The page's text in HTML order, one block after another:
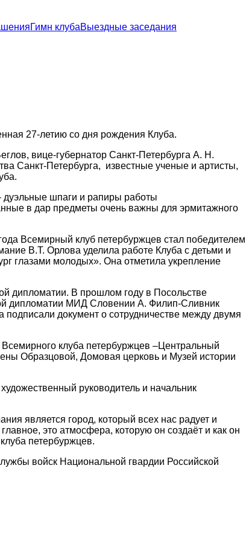
Гимн клубаВыездные заседания
27-летию со дня рождения Клуба.
вице-губернатор Санкт-Петербурга А. Н.
Санкт-Петербурга, известные ученые и артисты,
шпаги и рапиры работы
в дар предметы очень важны для эрмитажного
Всемирный клуб петербуржцев стал победителем
В.Т. Орлова уделила работе Клуба с детьми и
глазами молодых». Она отметила укрепление
дипломатии. В прошлом году в Посольстве
дипломатии МИД Словении А. Филип-Сливник
документ о сотрудничестве между двумя
клуба петербуржцев –Центральный
Образцовой, Домовая церковь и Музей истории
руководитель и начальник
является город, который всех нас радует и
это атмосфера, которую он создаёт и как он
петербуржцев.
войск Национальной гвардии Российской